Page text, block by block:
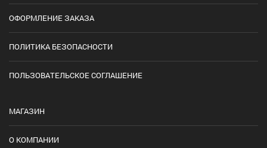
ОФОРМЛЕНИЕ ЗАКАЗА
ПОЛИТИКА БЕЗОПАСНОСТИ
ПОЛЬЗОВАТЕЛЬСКОЕ СОГЛАШЕНИЕ
МАГАЗИН
О КОМПАНИИ